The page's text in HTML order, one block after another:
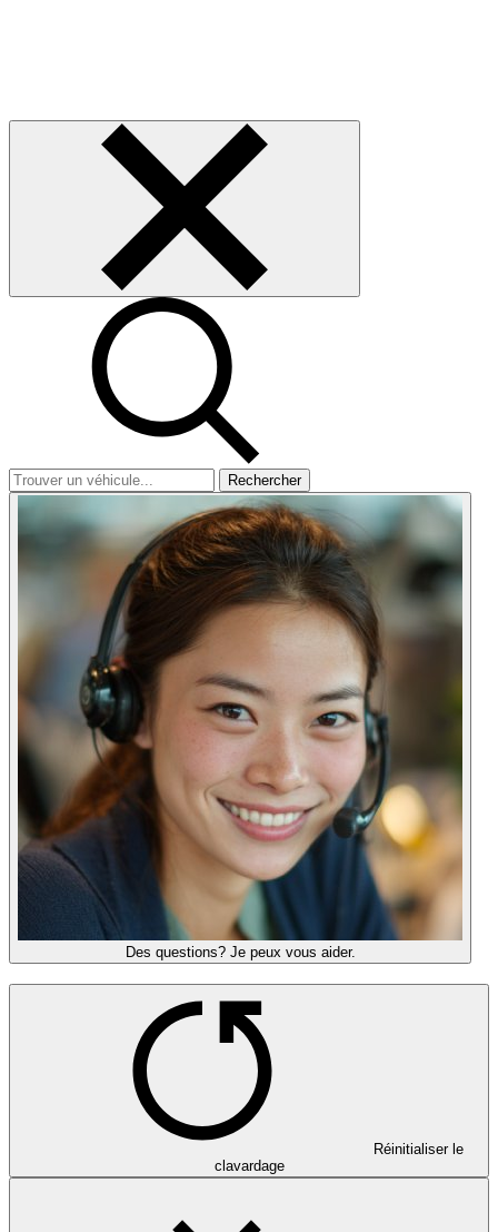
Rechercher
Des questions? Je peux vous aider.
Réinitialiser le
clavardage